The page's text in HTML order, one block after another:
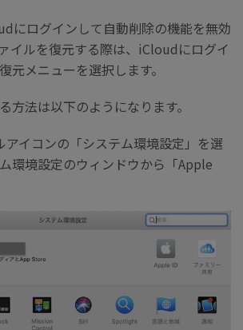
にログインして自動削除の機能を無効
イルを復元する際は、iCloudにログイ
元メニューを選択します。
方法は以下のようになります。
イコンの「システム環境設定」を選
環境設定のウィンドウから「Apple